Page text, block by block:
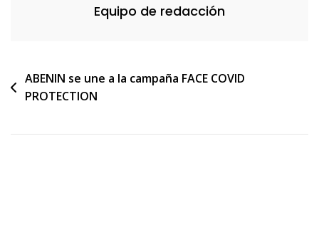
Equipo de redacción
Navegación
de
ABENIN se une a la campaña FACE COVID
PROTECTION